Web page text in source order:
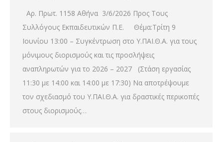
Αρ. Πρωτ. 1158 Αθήνα 3/6/2026 Προς Τους
Συλλόγους Εκπαιδευτικών Π.Ε. Θέμα:Τρίτη 9
Ιουνίου 13:00 – Συγκέντρωση στο Υ.ΠΑΙ.Θ.Α. για τους
μόνιμους διορισμούς και τις προσλήψεις
αναπληρωτών για το 2026 – 2027 (Στάση εργασίας
11:30 με 14:00 και 14:00 με 17:30) Να αποτρέψουμε
τον σχεδιασμό του Υ.ΠΑΙ.Θ.Α. για δραστικές περικοπές
στους διορισμούς…